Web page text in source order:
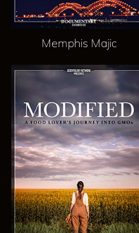
Memphis Majic